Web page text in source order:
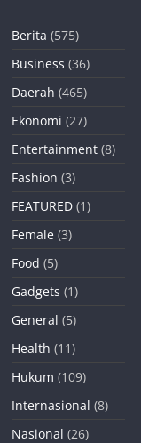
Berita (575)
Business (36)
Daerah (465)
Ekonomi (27)
Entertainment (8)
Fashion (3)
FEATURED (1)
Female (3)
Food (5)
Gadgets (1)
General (5)
Health (11)
Hukum (109)
Internasional (8)
Nasional (26)